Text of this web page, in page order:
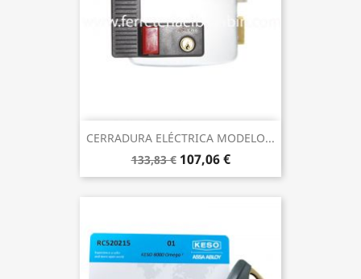
CERRADURA ELÉCTRICA MODELO...
133,83 € 107,06 €